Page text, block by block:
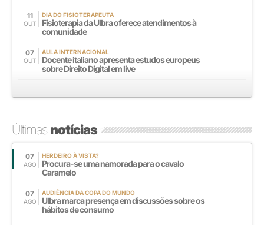
11
OUT
DIA DO FISIOTERAPEUTA
Fisioterapia da Ulbra oferece atendimentos à
comunidade
07
OUT
AULA INTERNACIONAL
Docente italiano apresenta estudos europeus
sobre Direito Digital em live
Últimasnotícias
07
AGO
HERDEIRO À VISTA?
Procura-se uma namorada para o cavalo
Caramelo
07
AGO
AUDIÊNCIA DA COPA DO MUNDO
Ulbra marca presença em discussões sobre os
hábitos de consumo